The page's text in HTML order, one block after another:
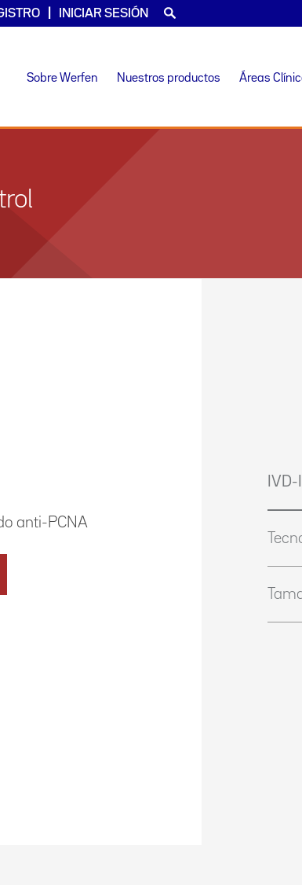
INICIAR SESIÓN
Sobre Werfen Nuestros productos Áreas
anti-PCNA